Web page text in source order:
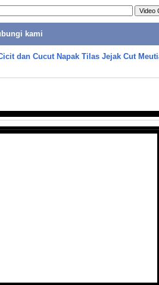
kami
dan Cucut Napak Tilas Jejak Cut